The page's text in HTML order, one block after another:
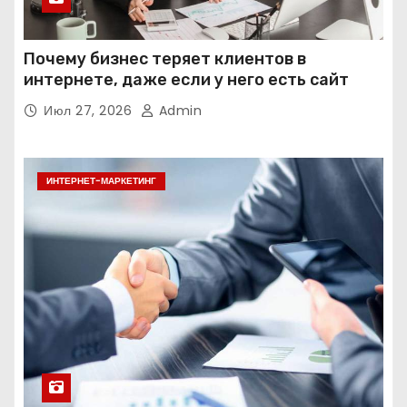
Почему бизнес теряет клиентов в
интернете, даже если у него есть сайт
Июл 27, 2026 Admin
ИНТЕРНЕТ-МАРКЕТИНГ